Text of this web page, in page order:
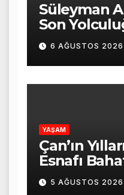
Süleyman
Son
Uğurlandı
6 AĞUSTOS 2026
YAŞAM
Çan’ın
Esnafı
5 AĞUSTOS 2026